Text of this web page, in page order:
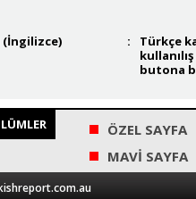
(İngilizce) :
Türkçe
butona
ÖZEL SAYFA
MAVİ SAYFA